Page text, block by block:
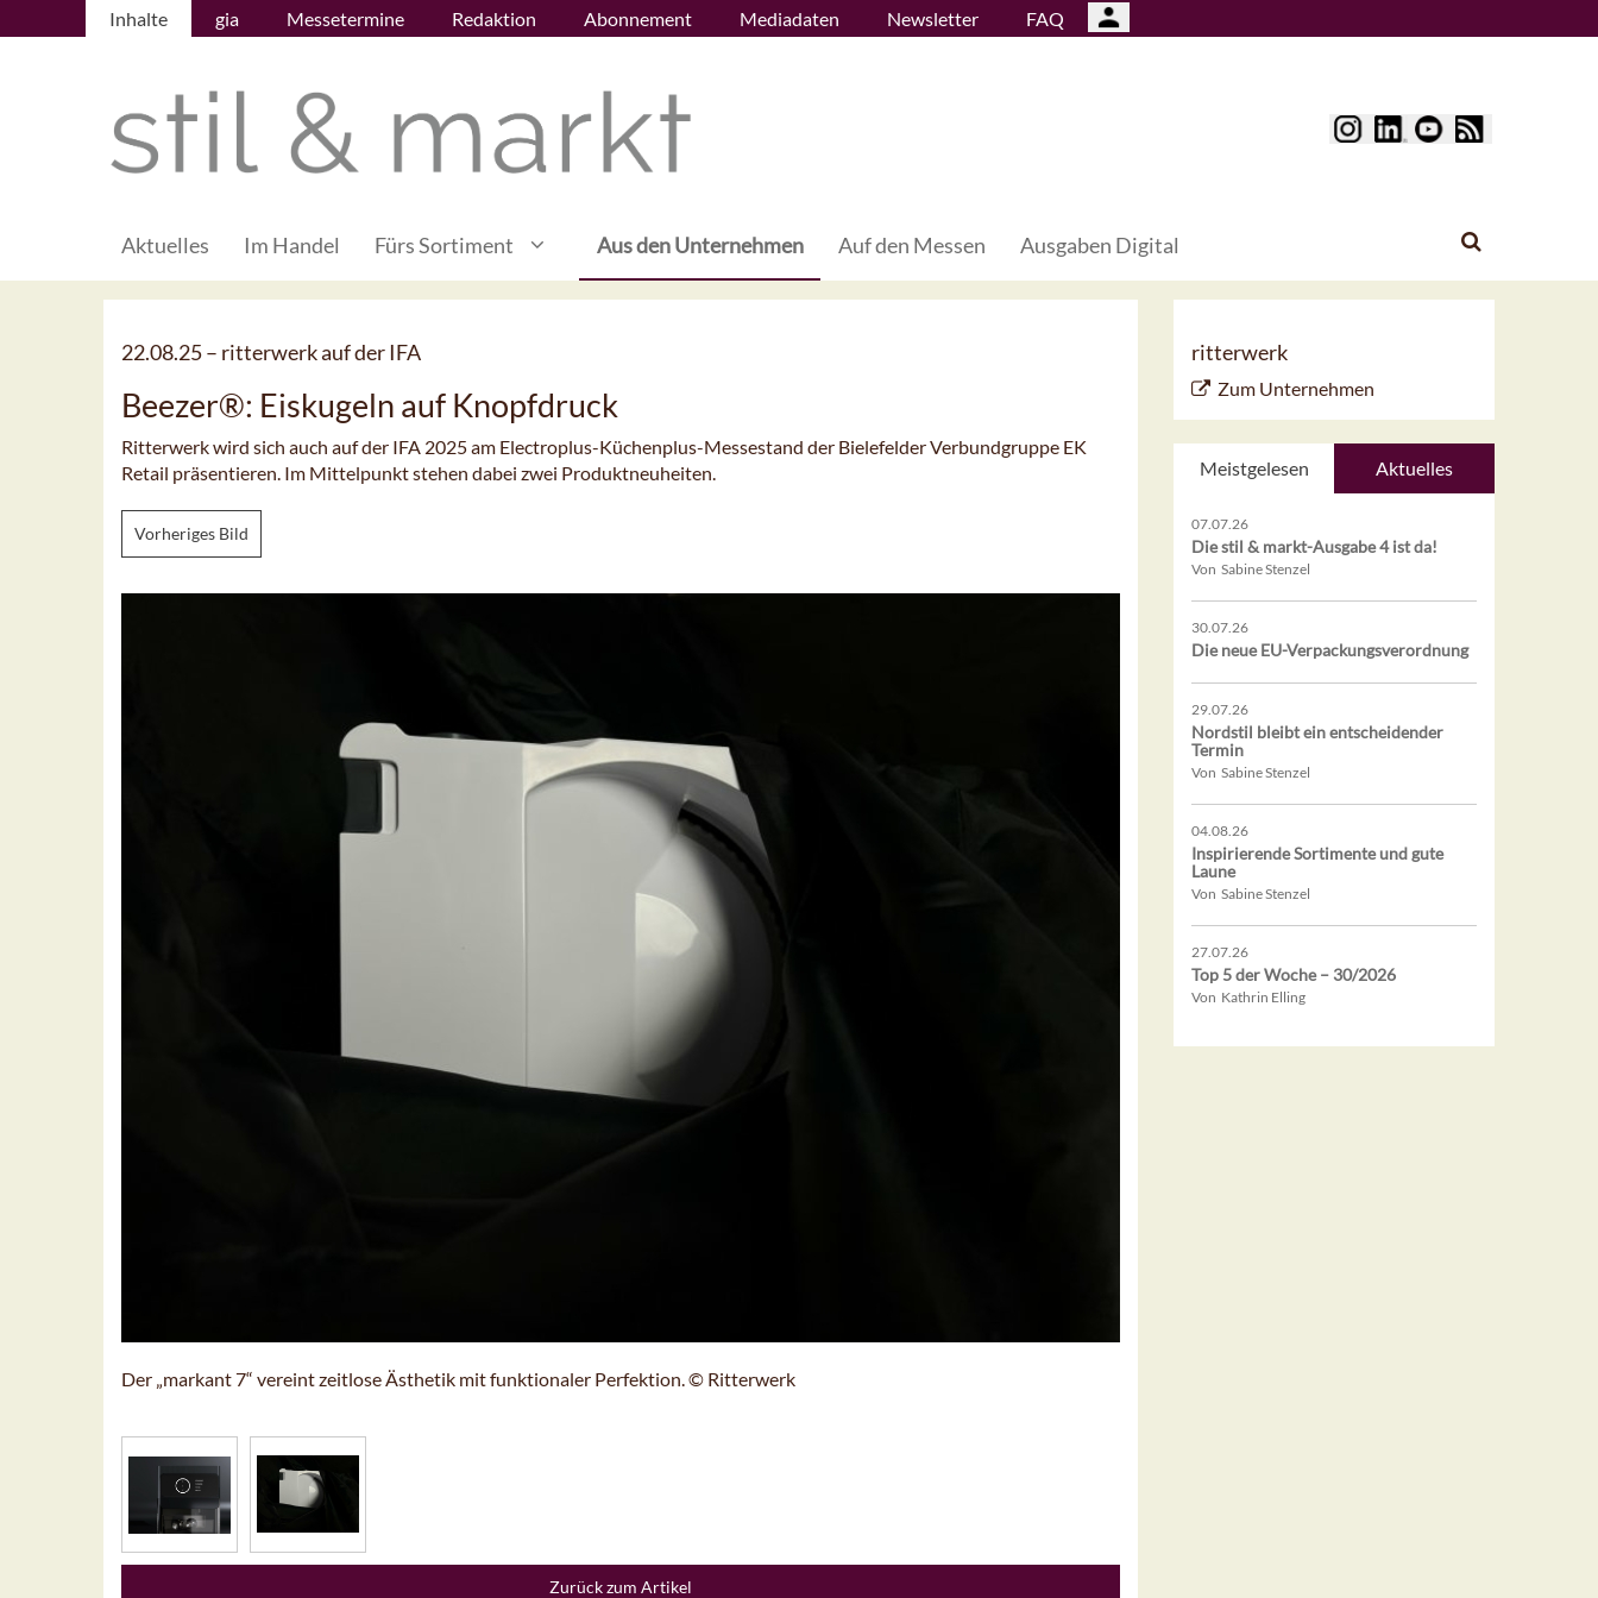
Inhalte gia Messetermine Redaktion Abonnement Mediadaten Newsletter FAQ
Aktuelles Im Handel Fürs Sortiment Aus den Unternehmen Auf den Messen Ausgaben Digital
22.08.25 – ritterwerk auf der IFA
Beezer®: Eiskugeln auf Knopfdruck
Ritterwerk wird sich auch auf der IFA 2025 am Electroplus-Küchenplus-Messestand der Bielefelder Verbundgruppe EK
Retail präsentieren. Im Mittelpunkt stehen dabei zwei Produktneuheiten.
Vorheriges Bild
Der „markant 7“ vereint zeitlose Ästhetik mit funktionaler Perfektion. © Ritterwerk
Zurück zum Artikel
ritterwerk
Zum Unternehmen
Meistgelesen Aktuelles
07.07.26
Die stil & markt-Ausgabe 4 ist da!
Von Sabine Stenzel
30.07.26
Die neue EU-Verpackungsverordnung
29.07.26
Nordstil bleibt ein entscheidender
Termin
Von Sabine Stenzel
04.08.26
Inspirierende Sortimente und gute
Laune
Von Sabine Stenzel
27.07.26
Top 5 der Woche – 30/2026
Von Kathrin Elling